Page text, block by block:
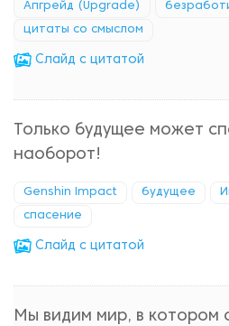
Апгрейд (Upgrade)
цитаты со смыслом
Cлайд с цитатой
Только будущее может
наоборот!
Genshin Impact будущее
спасение
Cлайд с цитатой
Мы видим мир, в котором